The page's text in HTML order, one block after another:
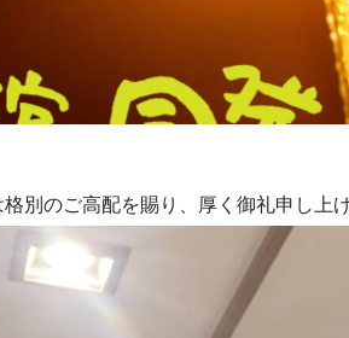
別のご高配を賜り、厚く御礼申し上